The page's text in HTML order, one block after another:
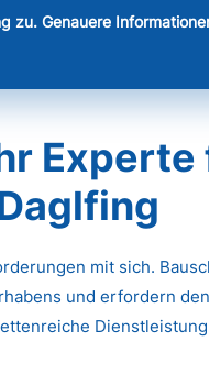
zu. Genauere
Experte
mit sich.
und erfordern